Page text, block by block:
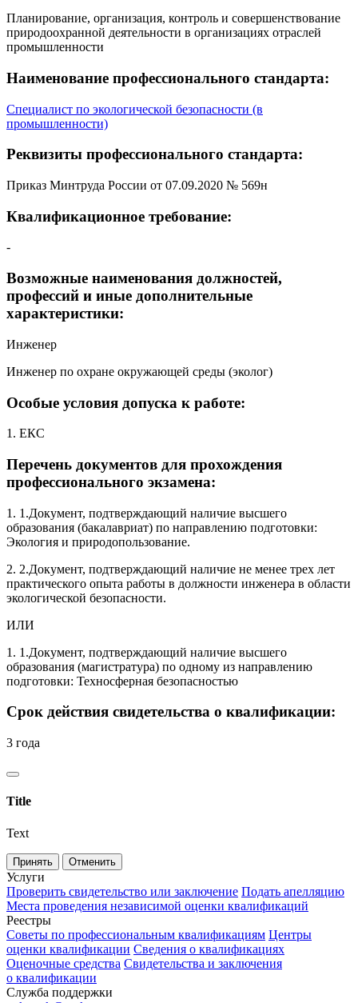
Планирование, организация, контроль и совершенствование
природоохранной деятельности в организациях отраслей
промышленности
Наименование профессионального стандарта:
Специалист по экологической безопасности (в
промышленности)
Реквизиты профессионального стандарта:
Приказ Минтруда России от 07.09.2020 № 569н
Квалификационное требование:
-
Возможные наименования должностей,
профессий и иные дополнительные
характеристики:
Инженер
Инженер по охране окружающей среды (эколог)
Особые условия допуска к работе:
1. ЕКС
Перечень документов для прохождения
профессионального экзамена:
1. 1.Документ, подтверждающий наличие высшего
образования (бакалавриат) по направлению подготовки:
Экология и природопользование.
2. 2.Документ, подтверждающий наличие не менее трех лет
практического опыта работы в должности инженера в области
экологической безопасности.
ИЛИ
1. 1.Документ, подтверждающий наличие высшего
образования (магистратура) по одному из направлению
подготовки: Техносферная безопасностью
Срок действия свидетельства о квалификации:
3 года
Title
Text
Принять Отменить
Услуги
Проверить свидетельство или заключение Подать апелляцию
Места проведения независимой оценки квалификаций
Реестры
Советы по профессиональным квалификациям Центры
оценки квалификации Сведения о квалификациях
Оценочные средства Свидетельства и заключения
о квалификации
Служба поддержки